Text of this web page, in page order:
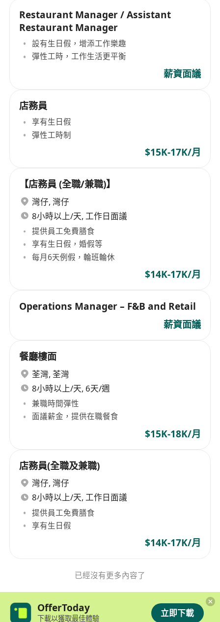
Restaurant Manager / Assistant
Restaurant Manager
設有生日假，增添工作樂趣
彈性工時，工作生活更平衡
薪資面議
店務員
享有生日假
彈性工時制
$15K-17K/月
【店務員 (全職/兼職)】
灣仔, 灣仔
8小時以上/天, 工作日面議
提供員工免費膳食
享有生日假，婚假等
每月6天例假，輪班輪休
$14K-17K/月
Operations Manager – F&B and Retail
薪資面議
餐廳樓面
荃灣, 荃灣
8小時以上/天, 6天/週
兼職時間彈性
面議薪金，提供在職餐食
$15K-18K/月
店務員(全職及兼職)
灣仔, 灣仔
8小時以上/天, 工作日面議
提供員工免費膳食
享有生日假
$14K-17K/月
已經沒有更多內容了
OfferToday
下載以獲取最佳體驗 立即下載